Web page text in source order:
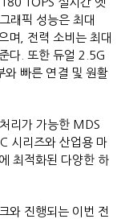
래픽 성능은 최대
며, 전력 소비는 최대
다. 또한 듀얼 2.5G
빠른 연결 및 원활
리가 가능한 MDS
시리즈와 산업용 마
최적화된 다양한 하
와 진행되는 이번 전